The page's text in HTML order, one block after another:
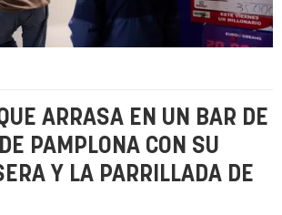
ARRASA EN UN BAR DE
PAMPLONA CON SU
Y LA PARRILLADA DE